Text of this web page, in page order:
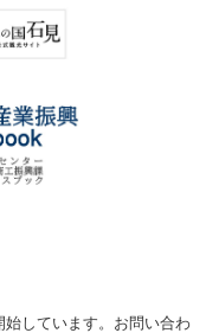
始しています。お問い合わ